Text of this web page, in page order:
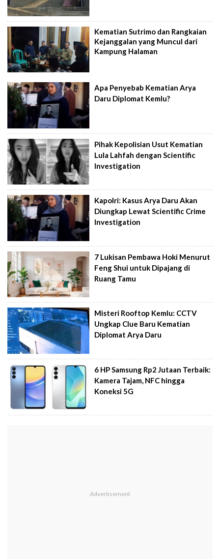
Kematian Sutrimo dan Rangkaian
Kejanggalan yang Muncul dari
Kampung Halaman
Apa Penyebab Kematian Arya
Daru Diplomat Kemlu?
Pihak Kepolisian Usut Kematian
Lula Lahfah dengan Scientific
Investigation
Kapolri: Kasus Arya Daru Akan
Diungkap Lewat Scientific Crime
Investigation
7 Lukisan Pembawa Hoki Menurut
Feng Shui untuk Dipajang di
Ruang Tamu
Misteri Rooftop Kemlu: CCTV
Ungkap Clue Baru Kematian
Diplomat Arya Daru
6 HP Samsung Rp2 Jutaan Terbaik:
Kamera Tajam, NFC hingga
Koneksi 5G